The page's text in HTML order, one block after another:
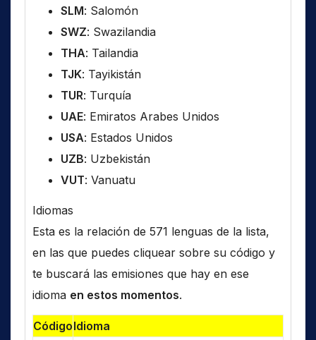
SLM: Salomón
SWZ: Swazilandia
THA: Tailandia
TJK: Tayikistán
TUR: Turquía
UAE: Emiratos Arabes Unidos
USA: Estados Unidos
UZB: Uzbekistán
VUT: Vanuatu
Idiomas
Esta es la relación de 571 lenguas de la lista,
en las que puedes cliquear sobre su código y
te buscará las emisiones que hay en ese
idioma en estos momentos.
CódigoIdioma